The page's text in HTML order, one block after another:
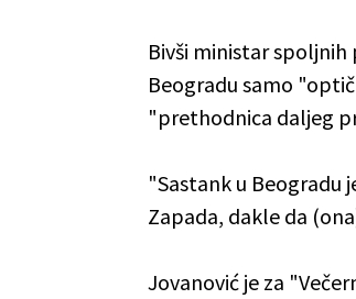
Bivši ministar spoljnih
Beogradu samo
"prethodnica daljeg
"Sastank u Beogradu
Zapada, dakle da
Jovanović je za